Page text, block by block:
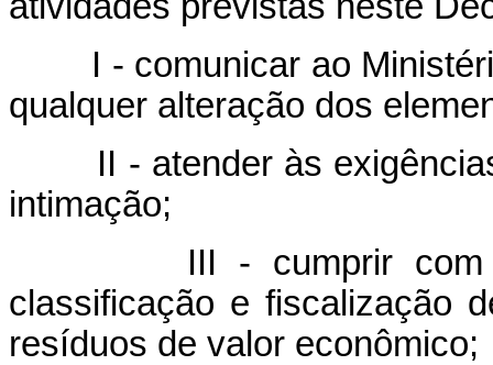
I - comunicar ao
qualquer alteração dos
II - atender às exigências
intimação;
III - cumprir com as
classificação e fiscalização
resíduos de valor econômico;